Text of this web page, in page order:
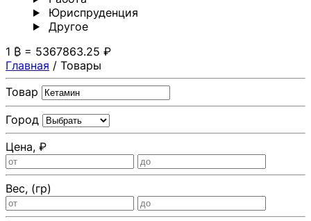
Юриспруденция
Другoе
1 ₿ = 5367863.25 ₽
Главная / Товары
Товар
Город
Цена, ₽
Вес, (гр)